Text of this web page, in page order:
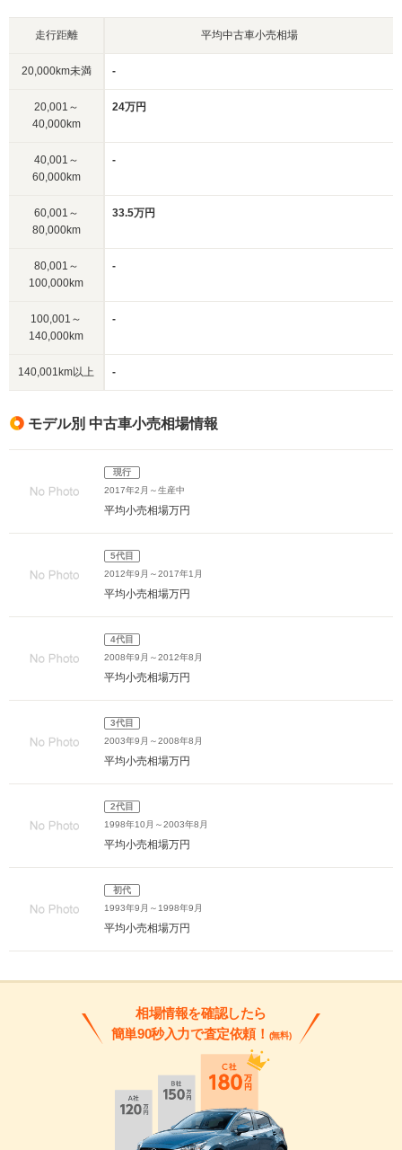
走行距離 平均中古車小売相場
20,000km未満 -
20,001～
40,000km
24万円
40,001～
60,000km
-
60,001～
80,000km
33.5万円
80,001～
100,000km
-
100,001～
140,000km
-
140,001km以上 -
モデル別 中古車小売相場情報
現行
2017年2月～生産中
平均小売相場万円
5代目
2012年9月～2017年1月
平均小売相場万円
4代目
2008年9月～2012年8月
平均小売相場万円
3代目
2003年9月～2008年8月
平均小売相場万円
2代目
1998年10月～2003年8月
平均小売相場万円
初代
1993年9月～1998年9月
平均小売相場万円
相場情報を確認したら
簡単90秒入力で査定依頼！ (無料)